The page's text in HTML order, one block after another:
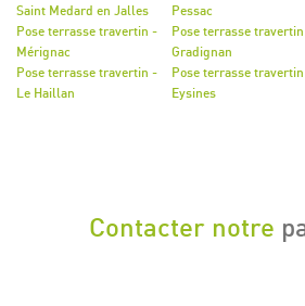
Saint Medard en Jalles
Pose terrasse travertin -
Mérignac
Pose terrasse travertin -
Le Haillan
Pessac
Pose terrasse
Gradignan
Pose terrasse
Eysines
Contacter notre